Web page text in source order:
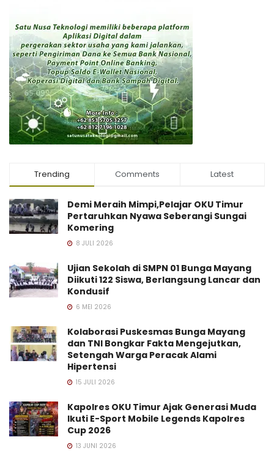
Trending Comments Latest
Demi Meraih Mimpi,Pelajar OKU Timur
Pertaruhkan Nyawa Seberangi Sungai
Komering
8 JULI 2026
Ujian Sekolah di SMPN 01 Bunga Mayang
Diikuti 122 Siswa, Berlangsung Lancar dan
Kondusif
6 MEI 2026
Kolaborasi Puskesmas Bunga Mayang
dan TNI Bongkar Fakta Mengejutkan,
Setengah Warga Peracak Alami
Hipertensi
15 JULI 2026
Kapolres OKU Timur Ajak Generasi Muda
Ikuti E-Sport Mobile Legends Kapolres
Cup 2026
13 JUNI 2026